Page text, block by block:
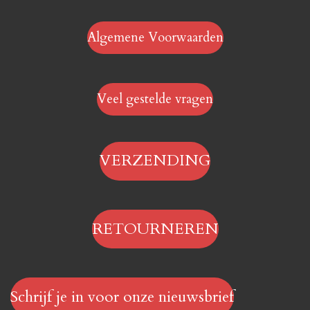
Algemene Voorwaarden
Veel gestelde vragen
VERZENDING
RETOURNEREN
Schrijf je in voor onze nieuwsbrief